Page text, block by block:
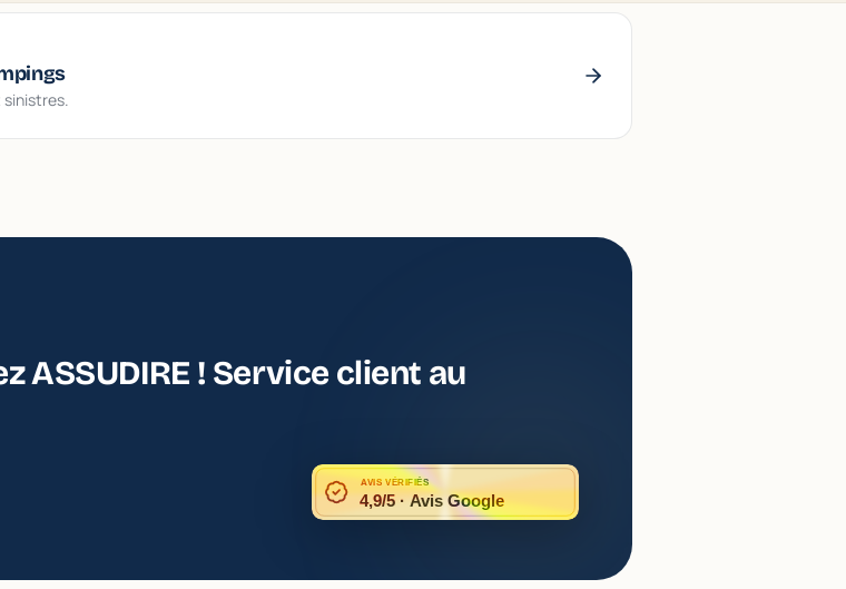
sinistres.
ASSUDIRE ! Service client au
AVIS VÉRIFIÉS
4,9/5 · Avis Google